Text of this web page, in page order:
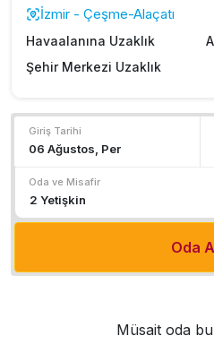
İzmir - Çeşme-Alaçatı
Havaalanına Uzaklık
Şehir Merkezi Uzaklık
Giriş Tarihi
Oda ve Misafir
Oda
Müsait oda